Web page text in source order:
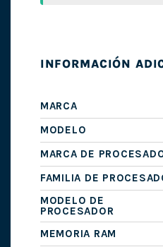
INFORMACIÓN
MARCA
MODELO
MARCA DE
FAMILIA DE
MODELO DE
PROCESADOR
MEMORIA RAM